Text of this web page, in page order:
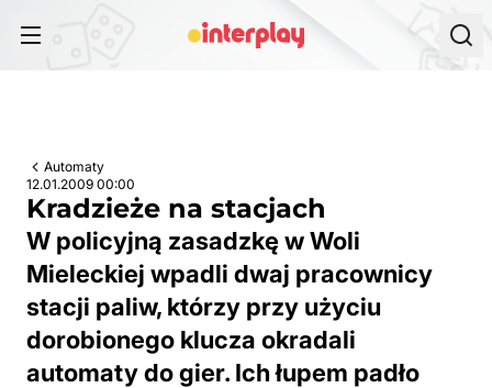
Automaty
12.01.2009 00:00
Kradzieże na stacjach
W policyjną zasadzkę w Woli
Mieleckiej wpadli dwaj pracownicy
stacji paliw, którzy przy użyciu
dorobionego klucza okradali
automaty do gier. Ich łupem padło